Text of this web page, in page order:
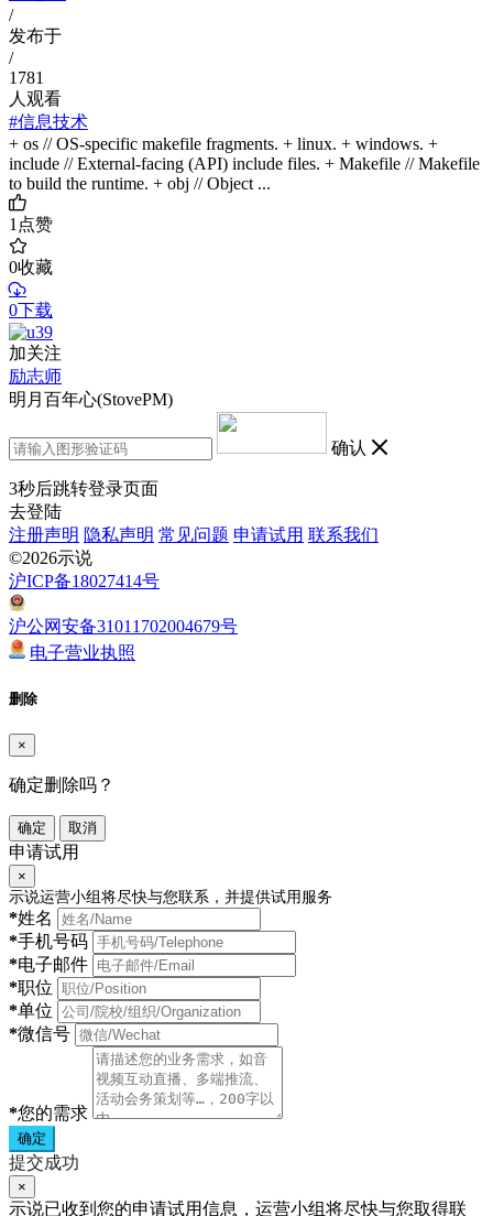
/
发布于
/
1781
人观看
#信息技术
+ os // OS-specific makefile fragments. + linux. + windows. +
include // External-facing (API) include files. + Makefile // Makefile
to build the runtime. + obj // Object ...
1点赞
0收藏
0下载
加关注
励志师
明月百年心(StovePM)
确认
3秒后跳转登录页面
去登陆
注册声明 隐私声明 常见问题 申请试用 联系我们
©2026示说
沪ICP备18027414号
沪公网安备31011702004679号
电子营业执照
删除
×
确定删除吗？
确定 取消
申请试用
×
示说运营小组将尽快与您联系，并提供试用服务
*姓名
*手机号码
*电子邮件
*职位
*单位
*微信号
*您的需求
确定
提交成功
×
示说已收到您的申请试用信息，运营小组将尽快与您取得联